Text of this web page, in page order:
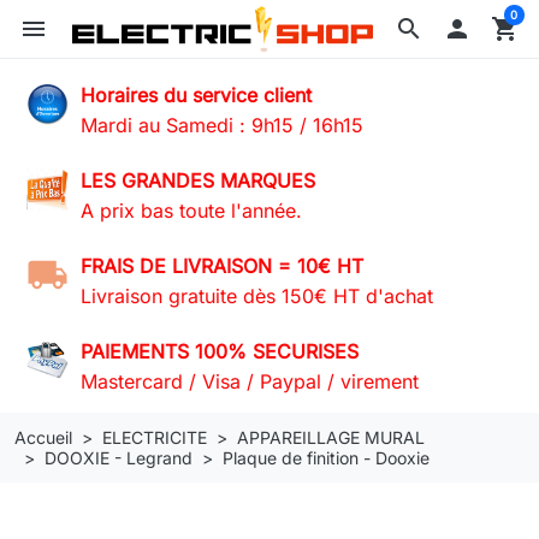
search
menu  shopping_cart
0
Horaires du service client
Mardi au Samedi : 9h15 / 16h15
LES GRANDES MARQUES
A prix bas toute l'année.
FRAIS DE LIVRAISON = 10€ HT
Livraison gratuite dès 150€ HT d'achat
PAIEMENTS 100% SECURISES
Mastercard / Visa / Paypal / virement
Accueil ELECTRICITE
APPAREILLAGE MURAL
DOOXIE - Legrand
Plaque de finition - Dooxie